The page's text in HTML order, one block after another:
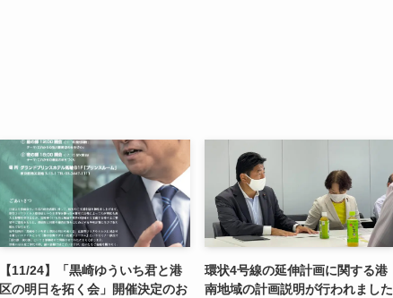
【11/24】「黒崎ゆういち君と港
区の明日を拓く会」開催決定のお
環状4号線の延伸計画に関する港
南地域の計画説明が行われました